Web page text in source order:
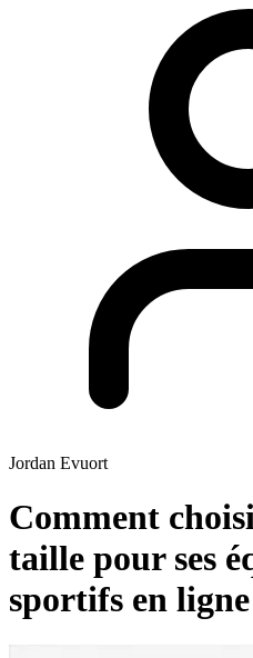
Jordan Evuort
Comment
taille pour ses
sportifs en ligne